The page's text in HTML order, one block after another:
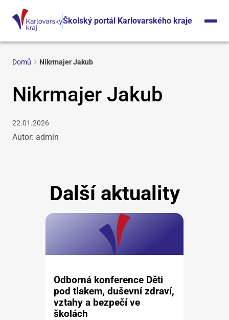
Školský portál Karlovarského kraje
Domů Nikrmajer Jakub
Nikrmajer Jakub
22.01.2026
Autor: admin
Další aktuality
Odborná konference Děti
pod tlakem, duševní zdraví,
vztahy a bezpečí ve
školách